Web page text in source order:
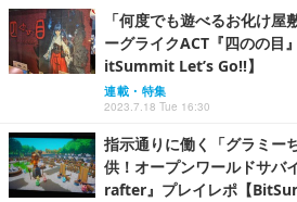
「何度でも遊べるお化け屋
ーグライクACT『四のの目
itSummit Let’s Go!!】
連載・特集
2023.7.18 Tue 16:30
指示通りに働く「グラミー
供！オープンワールドサバ
rafter』プレイレポ【